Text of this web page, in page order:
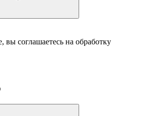
вы соглашаетесь на обработку